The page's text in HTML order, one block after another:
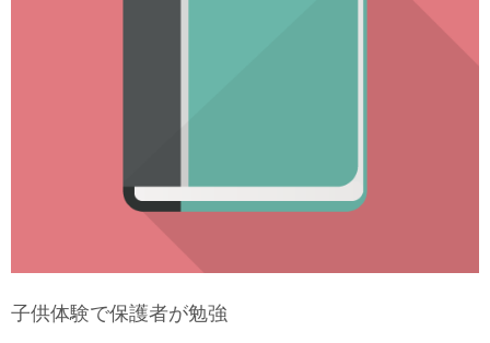
子供体験で保護者が勉強